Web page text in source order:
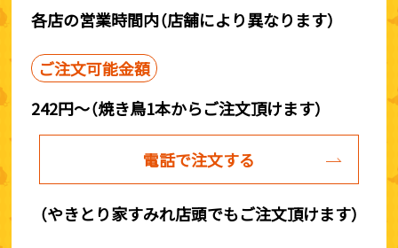
各店の営業時間内（店舗により異なります）
ご注文可能金額
242円～（焼き鳥1本からご注文頂けます）
電話で注文する
（やきとり家すみれ店頭でもご注文頂けます）